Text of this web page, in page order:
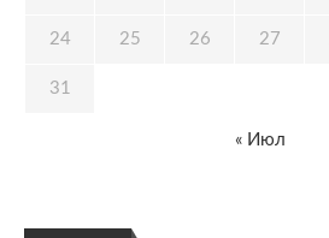
24 25 26 27
31
« Июл